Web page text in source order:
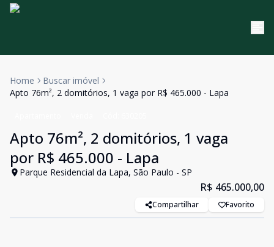
Home
Buscar imóvel
Apto 76m², 2 domitórios, 1 vaga por R$ 465.000 - Lapa
Apto 76m², 2 domitórios, 1 vaga
por R$ 465.000 - Lapa
Parque Residencial da Lapa, São Paulo - SP
R$ 465.000,00
Compartilhar Favorito